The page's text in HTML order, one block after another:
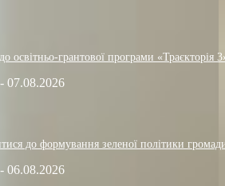
освітньо-грантової програми «Траєкторія
- 07.08.2026
до формування зеленої політики
- 06.08.2026